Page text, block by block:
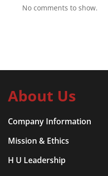
No comments to show.
About Us
Company Information
Mission & Ethics
H U Leadership